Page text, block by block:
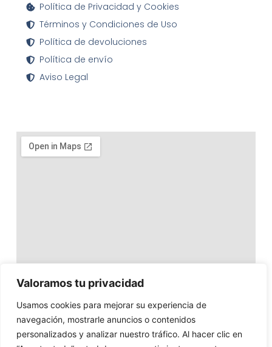
Valoramos tu privacidad
Usamos cookies para mejorar su experiencia de
navegación, mostrarle anuncios o contenidos
personalizados y analizar nuestro tráfico. Al hacer clic en
Política de Privacidad y Cookies
Términos y Condiciones de Uso
Política de devoluciones
Política de envío
Aviso Legal